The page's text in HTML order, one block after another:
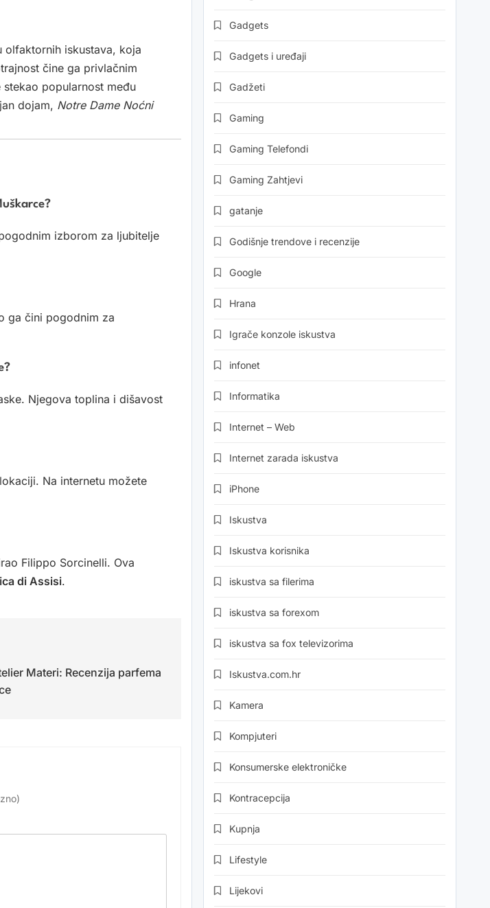
iskustava, koja
čine ga privlačnim
popularnost među
dojam, Notre Dame Noćni
izborom za ljubitelje
ga čini pogodnim za
Njegova toplina i dišavost
Na internetu možete
Filippo Sorcinelli. Ova
di Assisi.
Materi: Recenzija parfema
Gadgets
Gadgets i uređaji
Gadžeti
Gaming
Gaming Telefondi
Gaming Zahtjevi
gatanje
Godišnje trendove i recenzije
Google
Hrana
Igrače konzole iskustva
infonet
Informatika
Internet – Web
Internet zarada iskustva
iPhone
Iskustva
Iskustva korisnika
iskustva sa filerima
iskustva sa forexom
iskustva sa fox televizorima
Iskustva.com.hr
Kamera
Kompjuteri
Konsumerske elektroničke
Kontracepcija
Kupnja
Lifestyle
Lijekovi